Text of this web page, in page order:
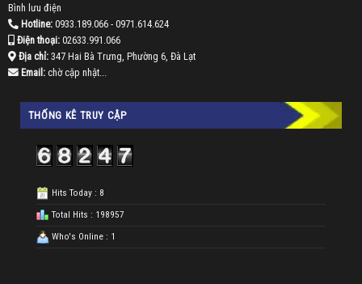
Bình lưu điện
Hotline: 0933.189.066- 0971.614.624
Điện thoại:02633.991.066
Địa chỉ:347 Hai Bà Trưng, Phường 6, Đà Lạt
Email:chờ cập nhật...
THỐNG KÊ TRUY CẬP
Hits Today : 8
Total Hits : 198957
Who's Online : 1